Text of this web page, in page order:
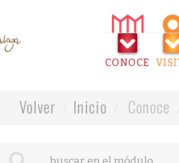
CONOCE
Volver Inicio Conoce